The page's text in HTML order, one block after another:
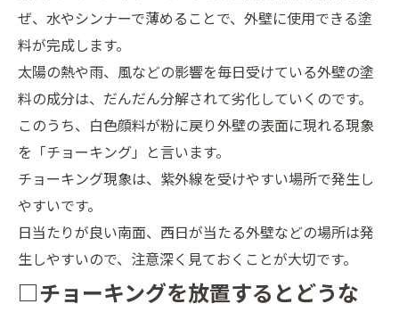
ぜ、水やシンナーで薄めることで、外壁に使用できる塗
料が完成します。
太陽の熱や雨、風などの影響を毎日受けている外壁の塗
料の成分は、だんだん分解されて劣化していくのです。
このうち、白色顔料が粉に戻り外壁の表面に現れる現象
を「チョーキング」と言います。
チョーキング現象は、紫外線を受けやすい場所で発生し
やすいです。
日当たりが良い南面、西日が当たる外壁などの場所は発
生しやすいので、注意深く見ておくことが大切です。
□チョーキングを放置するとどうな